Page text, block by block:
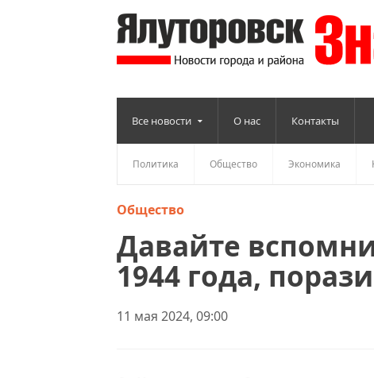
Все новости О нас Контакты
Политика Общество Экономика
Общество
Давайте
1944 года,
11 мая 2024, 09:00